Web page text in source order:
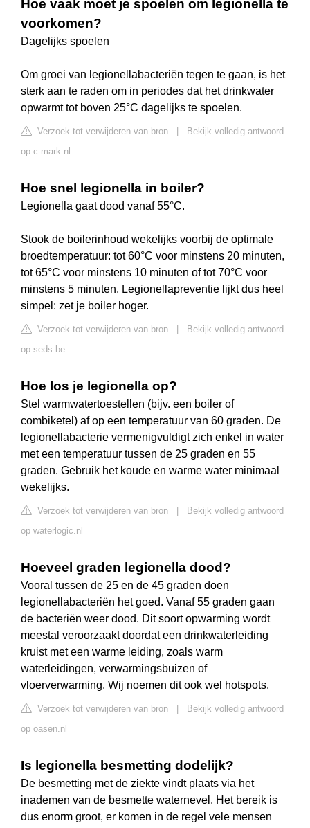
Hoe vaak moet je spoelen om legionella te
voorkomen?
Dagelijks spoelen
Om groei van legionellabacteriën tegen te gaan, is het
sterk aan te raden om in periodes dat het drinkwater
opwarmt tot boven 25°C dagelijks te spoelen.
Verzoek tot verwijderen van bron
Bekijk volledig antwoord
op c-mark.nl
Hoe snel legionella in boiler?
Legionella gaat dood vanaf 55°C.
Stook de boilerinhoud wekelijks voorbij de optimale
broedtemperatuur: tot 60°C voor minstens 20 minuten,
tot 65°C voor minstens 10 minuten of tot 70°C voor
minstens 5 minuten. Legionellapreventie lijkt dus heel
simpel: zet je boiler hoger.
Verzoek tot verwijderen van bron
Bekijk volledig antwoord
op seds.be
Hoe los je legionella op?
Stel warmwatertoestellen (bijv. een boiler of
combiketel) af op een temperatuur van 60 graden. De
legionellabacterie vermenigvuldigt zich enkel in water
met een temperatuur tussen de 25 graden en 55
graden. Gebruik het koude en warme water minimaal
wekelijks.
Verzoek tot verwijderen van bron
Bekijk volledig antwoord
op waterlogic.nl
Hoeveel graden legionella dood?
Vooral tussen de 25 en de 45 graden doen
legionellabacteriën het goed. Vanaf 55 graden gaan
de bacteriën weer dood. Dit soort opwarming wordt
meestal veroorzaakt doordat een drinkwaterleiding
kruist met een warme leiding, zoals warm
waterleidingen, verwarmingsbuizen of
vloerverwarming. Wij noemen dit ook wel hotspots.
Verzoek tot verwijderen van bron
Bekijk volledig antwoord
op oasen.nl
Is legionella besmetting dodelijk?
De besmetting met de ziekte vindt plaats via het
inademen van de besmette waternevel. Het bereik is
dus enorm groot, er komen in de regel vele mensen